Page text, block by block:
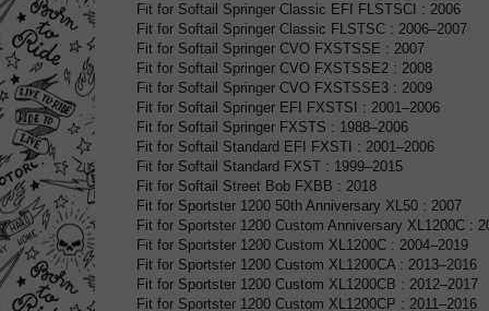
Fit for Softail Springer Classic EFI FLSTSCI : 2006
Fit for Softail Springer Classic FLSTSC : 2006–2007
Fit for Softail Springer CVO FXSTSSE : 2007
Fit for Softail Springer CVO FXSTSSE2 : 2008
Fit for Softail Springer CVO FXSTSSE3 : 2009
Fit for Softail Springer EFI FXSTSI : 2001–2006
Fit for Softail Springer FXSTS : 1988–2006
Fit for Softail Standard EFI FXSTI : 2001–2006
Fit for Softail Standard FXST : 1999–2015
Fit for Softail Street Bob FXBB : 2018
Fit for Sportster 1200 50th Anniversary XL50 : 2007
Fit for Sportster 1200 Custom Anniversary XL1200C :
Fit for Sportster 1200 Custom XL1200C : 2004–2019
Fit for Sportster 1200 Custom XL1200CA : 2013–2016
Fit for Sportster 1200 Custom XL1200CB : 2012–2017
Fit for Sportster 1200 Custom XL1200CP : 2011–2016